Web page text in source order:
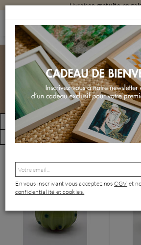
Livraisongratuiteen
SCULPTURES
SCULPTURES PAR TECHNIQUE
SCULPTURES EN TECHNIQUE MIXTE
Sculptures en
mixte
FILTRER
(47 œuvres)
Vue par artiste
En vous inscrivant vous acceptez nosCGV et
confidentialité et cookies.